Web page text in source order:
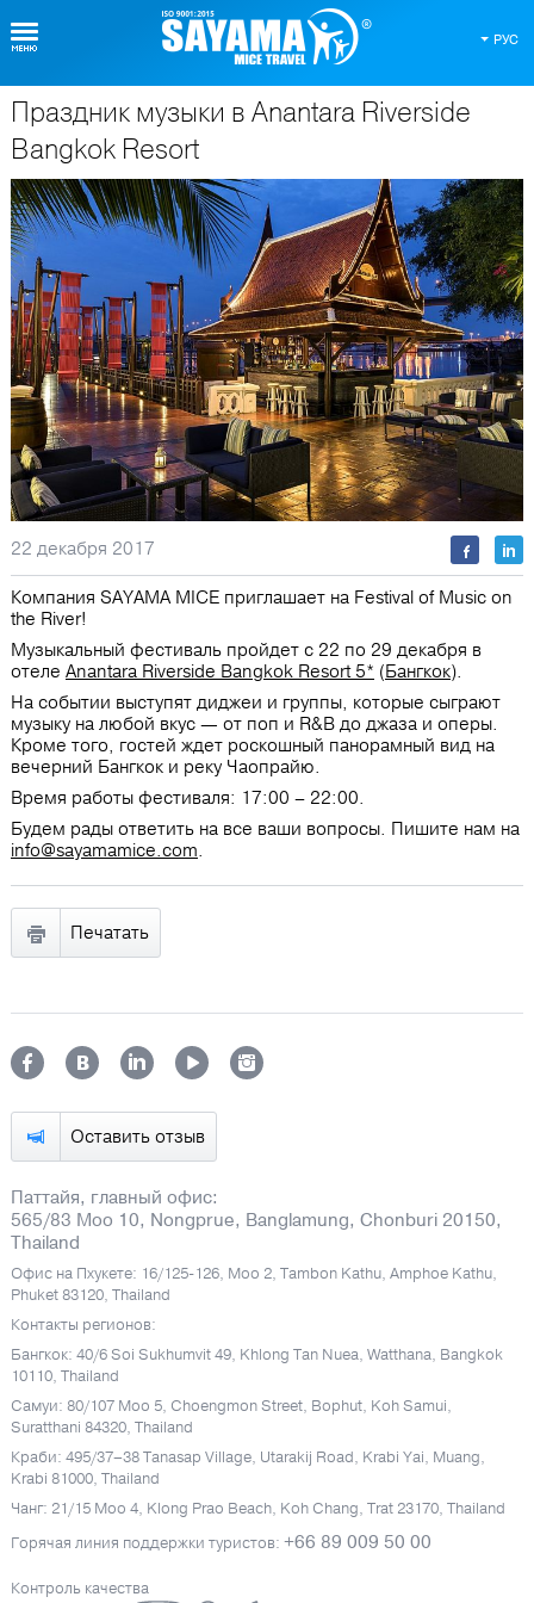
РУС
О Таиланде
Оставить отзыв
Паттайя, главный офис:
565/83 Moo 10, Nongprue, Banglamung, Chonburi 20150,
Thailand
Офис на Пхукете: 16/125-126, Moo 2, Tambon Kathu, Amphoe Kathu,
Phuket 83120, Thailand
Контакты регионов:
Бангкок: 40/6 Soi Sukhumvit 49, Khlong Tan Nuea, Watthana, Bangkok
10110, Thailand
Самуи: 80/107 Moo 5, Choengmon Street, Bophut, Koh Samui,
Suratthani 84320, Thailand
Краби: 495/37–38 Tanasap Village, Utarakij Road, Krabi Yai, Muang,
Krabi 81000, Thailand
Чанг: 21/15 Moo 4, Klong Prao Beach, Koh Chang, Trat 23170, Thailand
Горячая линия поддержки туристов: +66 89 009 50 00
Контроль качества
Праздник музыки в Anantara Riverside
Bangkok Resort
22 декабря 2017
Компания SAYAMA MICE приглашает на Festival of Music on
the River!
Музыкальный фестиваль пройдет с 22 по 29 декабря в
отеле Anantara Riverside Bangkok Resort 5* (Бангкок).
На событии выступят диджеи и группы, которые сыграют
музыку на любой вкус — от поп и R&B до джаза и оперы.
Кроме того, гостей ждет роскошный панорамный вид на
вечерний Бангкок и реку Чаопрайю.
Время работы фестиваля: 17:00 – 22:00.
Будем рады ответить на все ваши вопросы. Пишите нам на
info@sayamamice.com.
Печатать